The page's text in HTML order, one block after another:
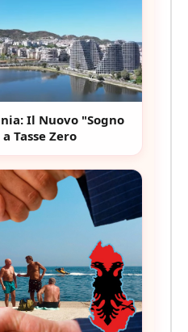
Il Nuovo "Sogno
Tasse Zero